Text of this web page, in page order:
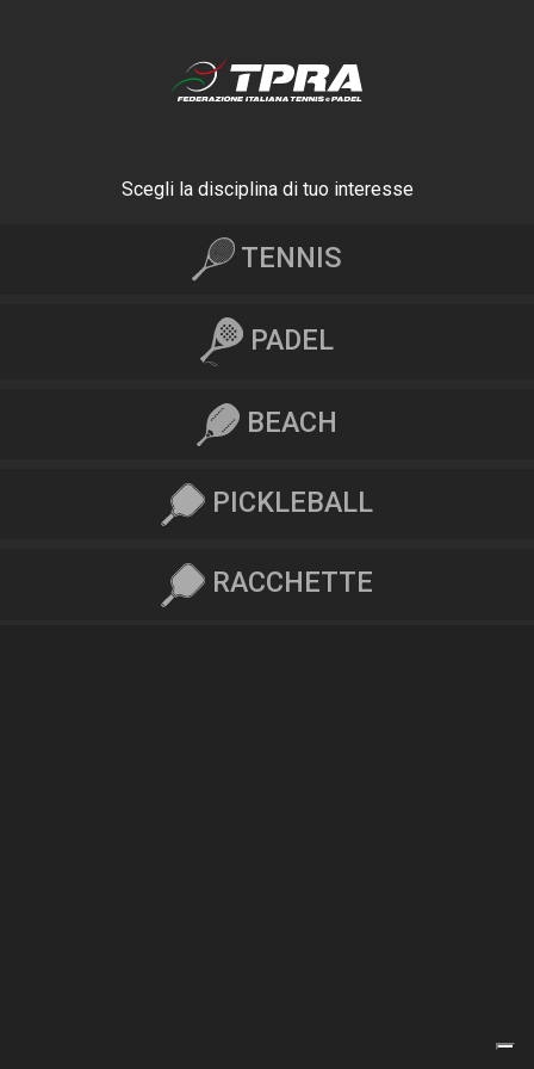
Scegli la disciplina di tuo interesse
TENNIS
PADEL
BEACH
PICKLEBALL
RACCHETTE